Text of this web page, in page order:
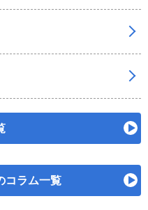
コラム一覧